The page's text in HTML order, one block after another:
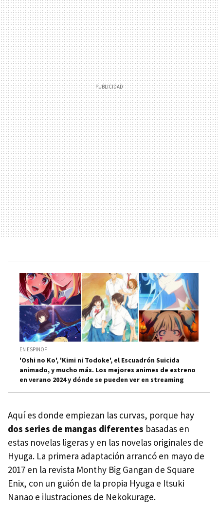
EN ESPINOF
'Oshi no Ko', 'Kimi ni Todoke', el Escuadrón Suicida
animado, y mucho más. Los mejores animes de estreno
en verano 2024 y dónde se pueden ver en streaming
Aquí es donde empiezan las curvas, porque hay
dos series de mangas diferentes basadas en
estas novelas ligeras y en las novelas originales de
Hyuga. La primera adaptación arrancó en mayo de
2017 en la revista Monthy Big Gangan de Square
Enix, con un guión de la propia Hyuga e Itsuki
Nanao e ilustraciones de Nekokurage.